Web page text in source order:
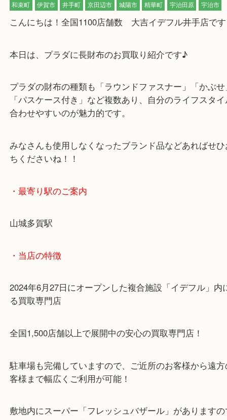
公開日:2026/02/12 最終更新日:2026/01/27
PRADA プラダ ラウンドファスナー（ PRADA プラダ ラウンドファ
）
和束町
伊賀市 井手町 京田辺市 城陽市 精華町 宇治田原
本日は、プラダに長財布のお買取り紹介です♪
プラダの財布の種類も「ラウンドファスナー」「か
「パスケース付き」など複数あり、自分のライフス
ちくださいね！！
・最寄り駅のご案内
山城多賀駅
・当店の特徴
2024年6月27日にオープンした複合施設「イデフル
る買取専門店
全国1,500店舗以上で展開中の安心の買取専門店！